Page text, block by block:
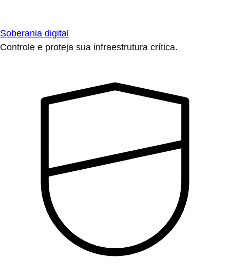
Soberania digital
Controle e proteja sua infraestrutura crítica.